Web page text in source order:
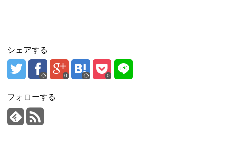
シェアする
0 0
フォローする